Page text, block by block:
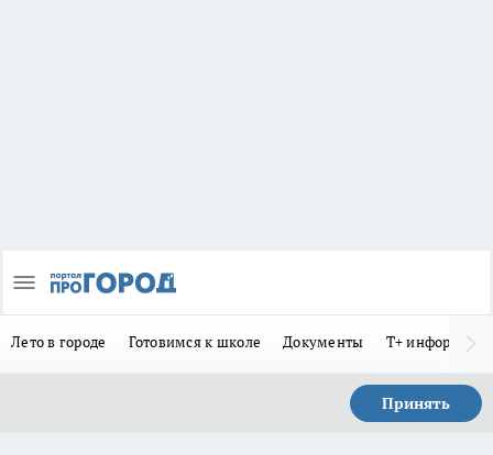
Лето в городе Готовимся к школе Документы Т+
Принять